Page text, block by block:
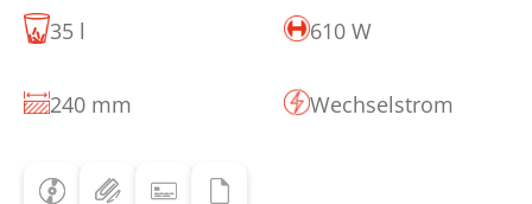
35 l 610 W
240 mm Wechselstrom